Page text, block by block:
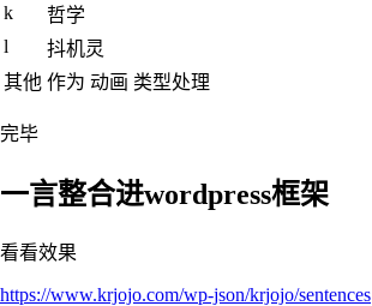
k
哲学
l
抖机灵
其他 作为 动画 类型处理
完毕
一言整合进wordpress框架
看看效果
https://www.krjojo.com/wp-json/krjojo/sentences